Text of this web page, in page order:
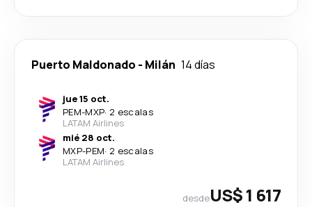
Puerto Maldonado - Milán 14 días
jue 15 oct.
PEM-MXP· 2 escalas
LATAM Airlines
mié 28 oct.
MXP-PEM· 2 escalas
LATAM Airlines
desdeUS$ 1 617